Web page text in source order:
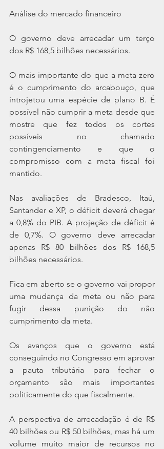
Análise do mercado financeiro
O governo deve arrecadar um terço
dos R$ 168,5 bilhões necessários.
O mais importante do que a meta zero
é o cumprimento do arcabouço, que
introjetou uma espécie de plano B. É
possível não cumprir a meta desde que
mostre que fez todos os cortes
possíveis no chamado
contingenciamento e que o
compromisso com a meta fiscal foi
mantido.
Nas avaliações de Bradesco, Itaú,
Santander e XP, o déficit deverá chegar
a 0,8% do PIB. A projeção de déficit é
de 0,7%. O governo deve arrecadar
apenas R$ 80 bilhões dos R$ 168,5
bilhões necessários.
Fica em aberto se o governo vai propor
uma mudança da meta ou não para
fugir dessa punição do não
cumprimento da meta.
Os avanços que o governo está
conseguindo no Congresso em aprovar
a pauta tributária para fechar o
orçamento são mais importantes
politicamente do que fiscalmente.
A perspectiva de arrecadação é de R$
40 bilhões ou R$ 50 bilhões, mas há um
volume muito maior de recursos no